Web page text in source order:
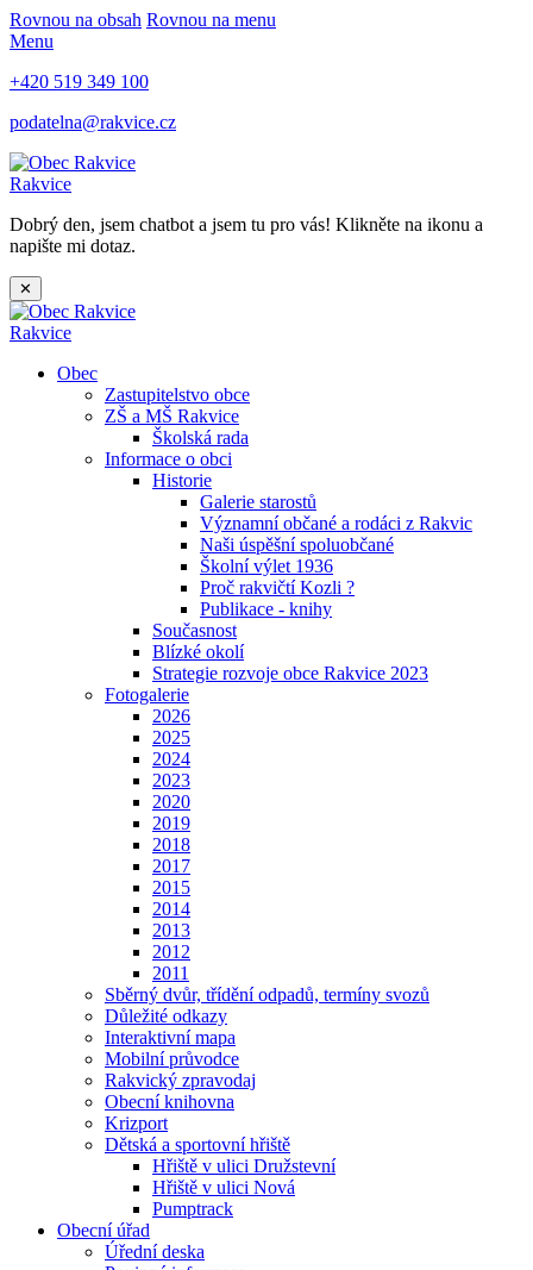
Rovnou na obsah Rovnou na menu
Menu
+420 519 349 100
podatelna@rakvice.cz
Rakvice
Dobrý den, jsem chatbot a jsem tu pro vás! Klikněte na ikonu a
napište mi dotaz.
✕
Rakvice
Obec
Zastupitelstvo obce
ZŠ a MŠ Rakvice
Školská rada
Informace o obci
Historie
Galerie starostů
Významní občané a rodáci z Rakvic
Naši úspěšní spoluobčané
Školní výlet 1936
Proč rakvičtí Kozli ?
Publikace - knihy
Současnost
Blízké okolí
Strategie rozvoje obce Rakvice 2023
Fotogalerie
2026
2025
2024
2023
2020
2019
2018
2017
2015
2014
2013
2012
2011
Sběrný dvůr, třídění odpadů, termíny svozů
Důležité odkazy
Interaktivní mapa
Mobilní průvodce
Rakvický zpravodaj
Obecní knihovna
Krizport
Dětská a sportovní hřiště
Hřiště v ulici Družstevní
Hřiště v ulici Nová
Pumptrack
Obecní úřad
Úřední deska